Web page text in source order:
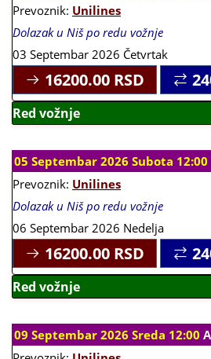
Prevoznik: Unilines
Dolazak u Niš po redu vožnje
03 Septembar 2026 Četvrtak
16200.00 RSD
Red vožnje
05 Septembar 2026 Subota 12:00
Prevoznik: Unilines
Dolazak u Niš po redu vožnje
06 Septembar 2026 Nedelja
16200.00 RSD
Red vožnje
09 Septembar 2026 Sreda 12:00